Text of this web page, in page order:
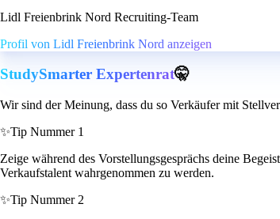
Lidl Freienbrink Nord Recruiting-Team
Profil von Lidl Freienbrink Nord anzeigen
StudySmarter Expertenrat🤫
Wir sind der Meinung, dass du so Verkäufer mit
✨Tip Nummer 1
Zeige während des Vorstellungsgesprächs deine
Verkaufstalent wahrgenommen zu werden.
✨Tip Nummer 2